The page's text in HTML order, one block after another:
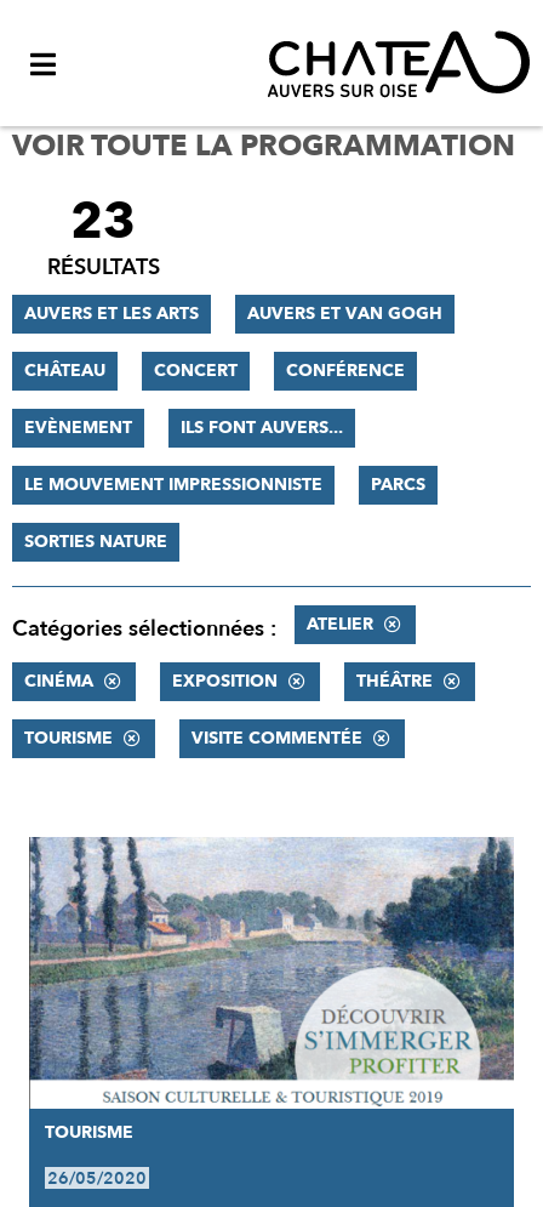
VOIR TOUTE LA PROGRAMMATION
FILTRER
RÉSULTATS
23
RÉSULTATS
AUVERS ET LES ARTS AUVERS ET VAN GOGH
CHÂTEAU CONCERT CONFÉRENCE
EVÈNEMENT ILS FONT AUVERS...
LE MOUVEMENT IMPRESSIONNISTE PARCS
SORTIES NATURE
Catégories sélectionnées : ATELIER
CINÉMA EXPOSITION THÉÂTRE
TOURISME VISITE COMMENTÉE
RÉSULTATS
TOURISME
26/05/2020